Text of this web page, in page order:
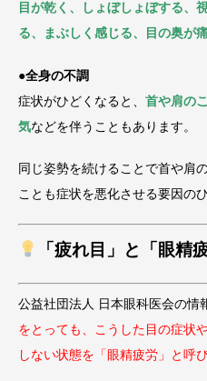
目が乾く、しょぼしょぼする、
る、まぶしく感じる、目の奥が
●全身の不調
症状がひどくなると、 首や肩の
気などを伴うこともあります。
同じ姿勢を続けることで首や肩
ことも症状を悪化させる要因のひ
「疲れ目」と「眼精
公益社団法人 日本眼科医会の情
をとっても、こうした目の症状
しない状態を「眼精疲労」と呼び